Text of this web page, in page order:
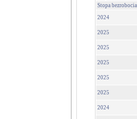
Stopa bezrobocia
2024
2025
2025
2025
2025
2025
2024